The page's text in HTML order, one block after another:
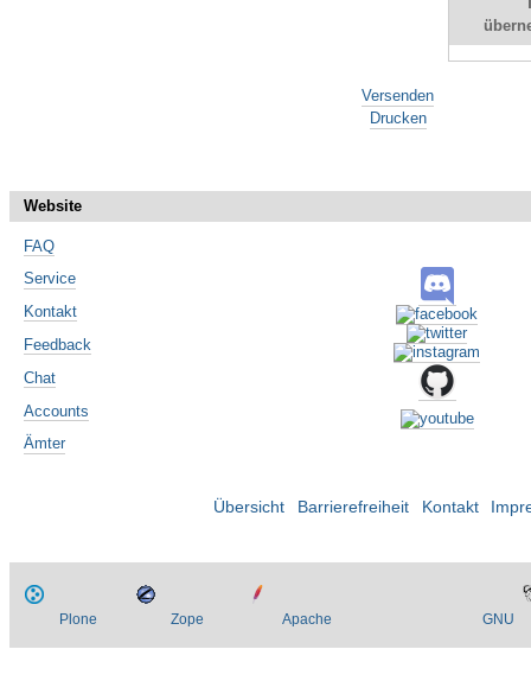
Versenden
Drucken
Website
FAQ
Service
Kontakt
Feedback
Chat
Accounts
Ämter
Übersicht Barrierefreiheit Kontakt
Plone Zope Apache GNU